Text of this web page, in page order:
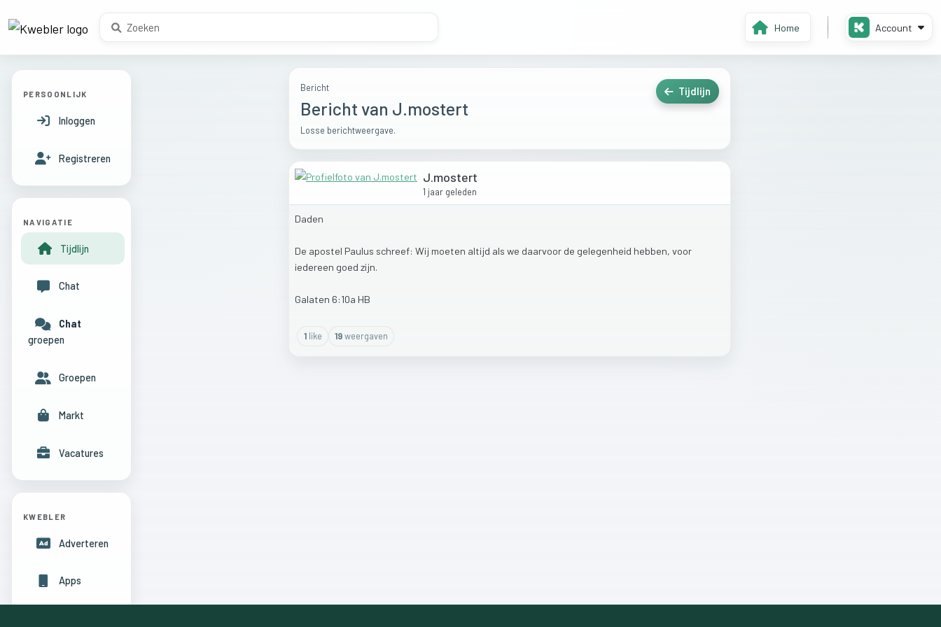
Home Account
Bericht
Bericht van J.mostert
Losse berichtweergave.
Tijdlijn
J.mostert
1 jaar geleden
Daden
De apostel Paulus schreef: Wij moeten altijd als we daarvoor de gelegenheid hebben, voor
iedereen goed zijn.
Galaten 6:10a HB
1like 19weergaven
PERSOONLIJK
Inloggen
Registreren
NAVIGATIE
Tijdlijn
Chat
Chat
groepen
Groepen
Markt
Vacatures
KWEBLER
Adverteren
Apps